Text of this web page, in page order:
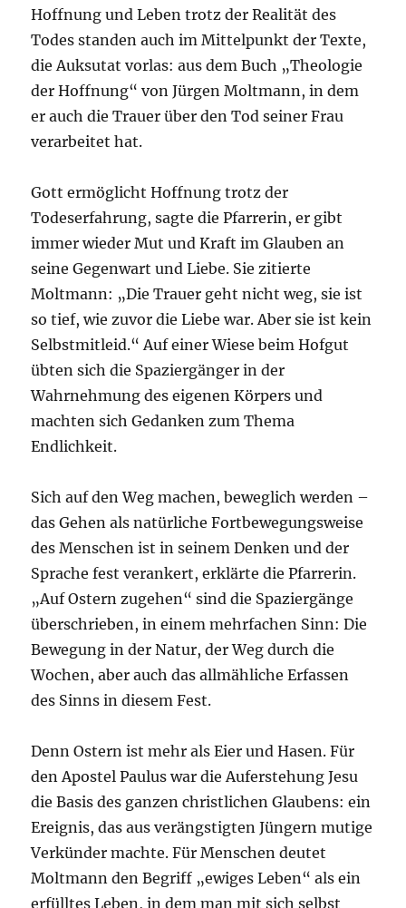
Hoffnung und Leben trotz der Realität des
Todes standen auch im Mittelpunkt der Texte,
die Auksutat vorlas: aus dem Buch „Theologie
der Hoffnung“ von Jürgen Moltmann, in dem
er auch die Trauer über den Tod seiner Frau
verarbeitet hat.
Gott ermöglicht Hoffnung trotz der
Todeserfahrung, sagte die Pfarrerin, er gibt
immer wieder Mut und Kraft im Glauben an
seine Gegenwart und Liebe. Sie zitierte
Moltmann: „Die Trauer geht nicht weg, sie ist
so tief, wie zuvor die Liebe war. Aber sie ist kein
Selbstmitleid.“ Auf einer Wiese beim Hofgut
übten sich die Spaziergänger in der
Wahrnehmung des eigenen Körpers und
machten sich Gedanken zum Thema
Endlichkeit.
Sich auf den Weg machen, beweglich werden –
das Gehen als natürliche Fortbewegungsweise
des Menschen ist in seinem Denken und der
Sprache fest verankert, erklärte die Pfarrerin.
„Auf Ostern zugehen“ sind die Spaziergänge
überschrieben, in einem mehrfachen Sinn: Die
Bewegung in der Natur, der Weg durch die
Wochen, aber auch das allmähliche Erfassen
des Sinns in diesem Fest.
Denn Ostern ist mehr als Eier und Hasen. Für
den Apostel Paulus war die Auferstehung Jesu
die Basis des ganzen christlichen Glaubens: ein
Ereignis, das aus verängstigten Jüngern mutige
Verkünder machte. Für Menschen deutet
Moltmann den Begriff „ewiges Leben“ als ein
erfülltes Leben, in dem man mit sich selbst